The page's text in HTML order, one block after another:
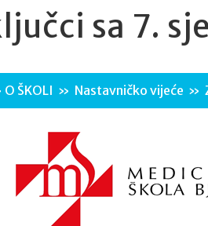
sa 7.
O ŠKOLI » Nastavničko vijeće »